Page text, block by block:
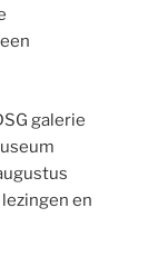
galerie
en